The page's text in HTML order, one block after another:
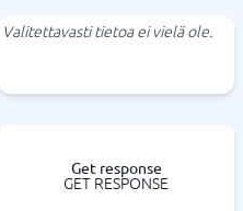
Valitettavasti tietoa ei vielä ole.
Get response
GET RESPONSE